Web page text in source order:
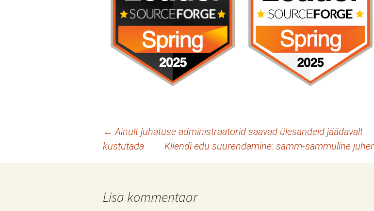
← Ainult juhatuse administraatorid saavad ülesandeid jäädavalt
kustutada
Kliendi edu suurendamine: samm-sammuline
Lisa kommentaar